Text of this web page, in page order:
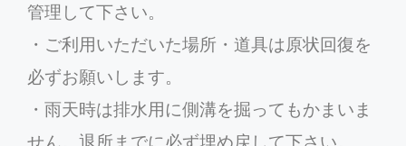
管理して下さい。
・ご利用いただいた場所・道具は原状回復を
必ずお願いします。
・雨天時は排水用に側溝を掘ってもかまいま
せん。退所までに必ず埋め戻して下さい。